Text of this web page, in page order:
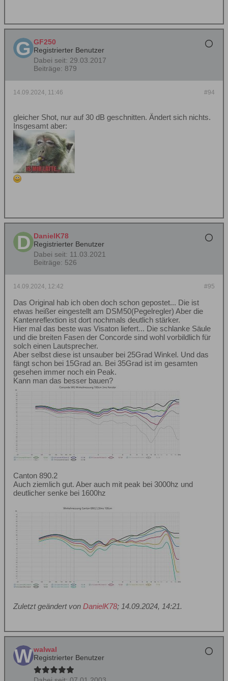
GF250
Registrierter Benutzer
Dabei seit: 29.03.2017
Beiträge: 879
#94
14.09.2024, 11:46
gleicher Shot, nur auf 30 dB geschnitten. Ändert sich nichts.
Insgesamt aber:
DanielK78
Registrierter Benutzer
Dabei seit: 11.03.2021
Beiträge: 526
#95
14.09.2024, 12:42
Das Original hab ich oben doch schon gepostet... Die ist
etwas heißer eingestellt am DSM50(Pegelregler) Aber die
Kantenreflextion ist dort nochmals deutlich stärker.
Hier mal das beste was Visaton liefert... Die schlanke Säule
und die breiten Fasen der Concorde sind wohl vorbildlich für
solch einen Lautsprecher.
Aber selbst diese ist unsauber bei 25Grad Winkel. Und das
fängt schon bei 15Grad an. Bei 35Grad ist im gesamten
gesehen immer noch ein Peak.
Kann man das besser bauen?
Canton 890.2
Auch ziemlich gut. Aber auch mit peak bei 3000hz und
deutlicher senke bei 1600hz
Zuletzt geändert von DanielK78; 14.09.2024, 14:21.
walwal
Registrierter Benutzer